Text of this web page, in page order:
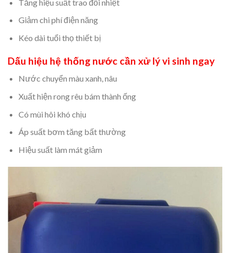
Tăng hiệu suất trao đổi nhiệt
Giảm chi phí điện năng
Kéo dài tuổi thọ thiết bị
Dấu hiệu hệ thống nước cần xử lý vi sinh ngay
Nước chuyển màu xanh, nâu
Xuất hiện rong rêu bám thành ống
Có mùi hôi khó chịu
Áp suất bơm tăng bất thường
Hiệu suất làm mát giảm